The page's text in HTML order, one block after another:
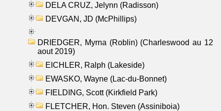
DELA CRUZ, Jelynn (Radisson)
DEVGAN, JD (McPhillips)
DRIEDGER, Myrna (Roblin) (Charleswood au 12
aout 2019)
EICHLER, Ralph (Lakeside)
EWASKO, Wayne (Lac-du-Bonnet)
FIELDING, Scott (Kirkfield Park)
FLETCHER, Hon. Steven (Assiniboia)